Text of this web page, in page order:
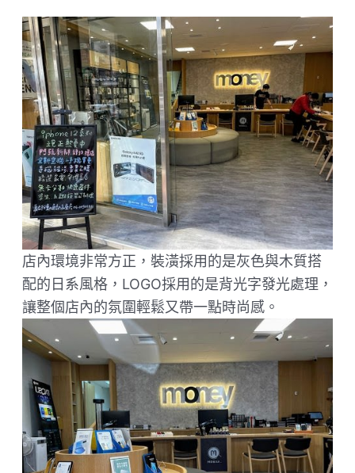
店內環境非常方正，裝潢採用的是灰色與木質搭
配的日系風格，LOGO採用的是背光字發光處理，
讓整個店內的氛圍輕鬆又帶一點時尚感。